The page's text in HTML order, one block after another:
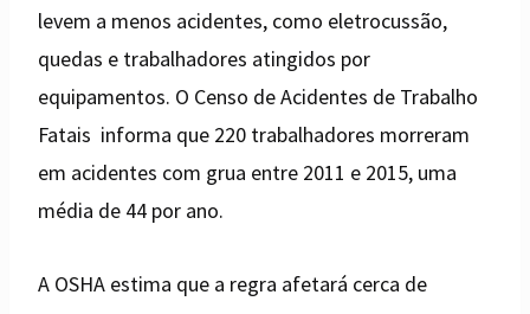
levem a menos acidentes, como eletrocussão,
quedas e trabalhadores atingidos por
equipamentos. O Censo de Acidentes de Trabalho
Fatais informa que 220 trabalhadores morreram
em acidentes com grua entre 2011 e 2015, uma
média de 44 por ano.
A OSHA estima que a regra afetará cerca de